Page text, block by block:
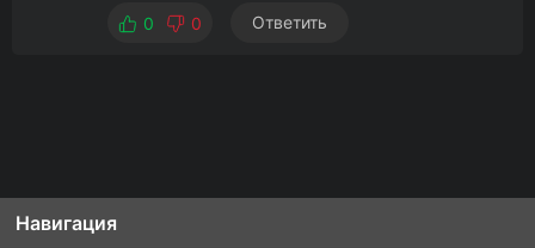
0 0 Ответить
Навигация